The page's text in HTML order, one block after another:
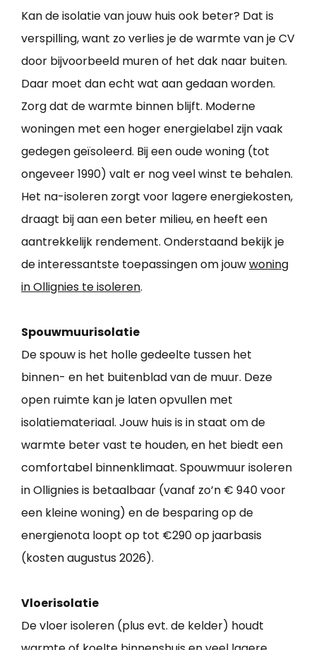
Kan de isolatie van jouw huis ook beter? Dat is
verspilling, want zo verlies je de warmte van je CV
door bijvoorbeeld muren of het dak naar buiten.
Daar moet dan echt wat aan gedaan worden.
Zorg dat de warmte binnen blijft. Moderne
woningen met een hoger energielabel zijn vaak
gedegen geïsoleerd. Bij een oude woning (tot
ongeveer 1990) valt er nog veel winst te behalen.
Het na-isoleren zorgt voor lagere energiekosten,
draagt bij aan een beter milieu, en heeft een
aantrekkelijk rendement. Onderstaand bekijk je
de interessantste toepassingen om jouwwoning
in Ollignies te isoleren.
Spouwmuurisolatie
De spouw is het holle gedeelte tussen het
binnen- en het buitenblad van de muur. Deze
open ruimte kan je laten opvullen met
isolatiemateriaal. Jouw huis is in staat om de
warmte beter vast te houden, en het biedt een
comfortabel binnenklimaat. Spouwmuur isoleren
in Ollignies is betaalbaar (vanaf zo’n € 940 voor
een kleine woning) en de besparing op de
energienota loopt op tot €290 op jaarbasis
(kosten augustus 2026).
Vloerisolatie
De vloer isoleren (plus evt. de kelder) houdt